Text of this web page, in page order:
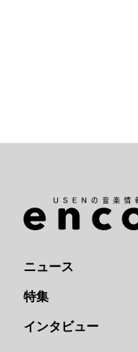
ニュース
特集
インタビュー